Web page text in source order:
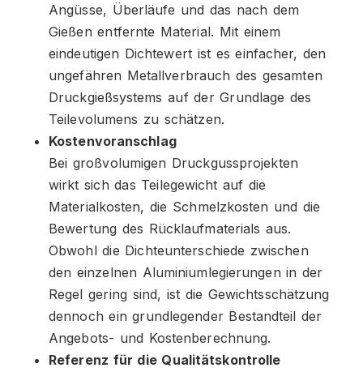
Angüsse, Überläufe und das nach dem
Gießen entfernte Material. Mit einem
eindeutigen Dichtewert ist es einfacher, den
ungefähren Metallverbrauch des gesamten
Druckgießsystems auf der Grundlage des
Teilevolumens zu schätzen.
Kostenvoranschlag
Bei großvolumigen Druckgussprojekten
wirkt sich das Teilegewicht auf die
Materialkosten, die Schmelzkosten und die
Bewertung des Rücklaufmaterials aus.
Obwohl die Dichteunterschiede zwischen
den einzelnen Aluminiumlegierungen in der
Regel gering sind, ist die Gewichtsschätzung
dennoch ein grundlegender Bestandteil der
Angebots- und Kostenberechnung.
Referenz für die Qualitätskontrolle